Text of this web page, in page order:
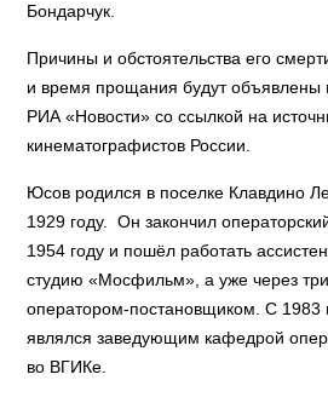
Бондарчук.
Причины и обстоятельства его
и время прощания будут объявлены
РИА «Новости» со ссылкой на
кинематографистов России.
Юсов родился в поселке Клавдино
1929 году. Он закончил
1954 году и пошёл работать
студию «Мосфильм», а уже через три
оператором-постановщиком. С 1983
являлся заведующим кафедрой
во ВГИКе.